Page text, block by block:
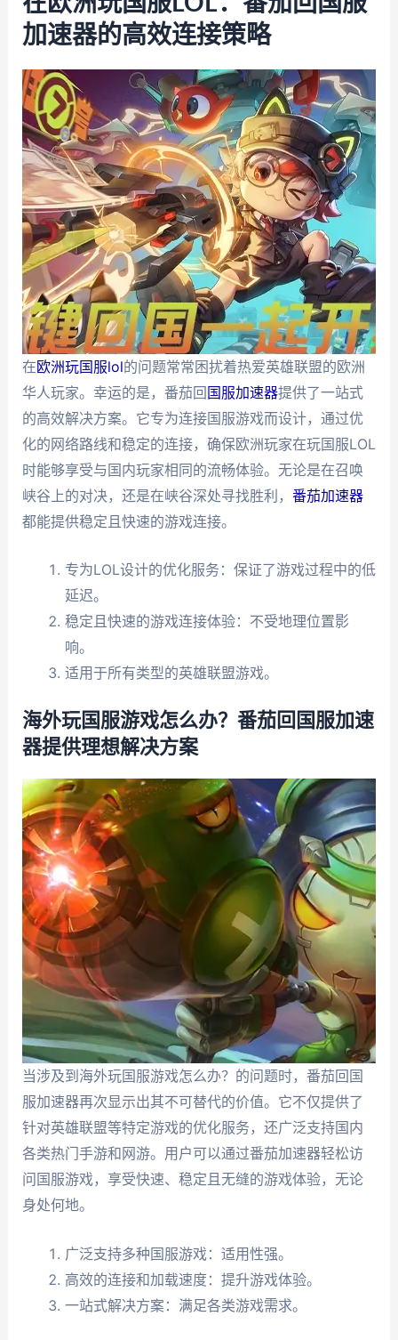
加速器的高效连接策略
在欧洲玩国服lol的问题常常困扰着热爱英雄联盟的欧洲
华人玩家。幸运的是，番茄回国服加速器提供了一站式
的高效解决方案。它专为连接国服游戏而设计，通过优
化的网络路线和稳定的连接，确保欧洲玩家在玩国服LOL
时能够享受与国内玩家相同的流畅体验。无论是在召唤
峡谷上的对决，还是在峡谷深处寻找胜利， 番茄加速器
都能提供稳定且快速的游戏连接。
专为LOL设计的优化服务：保证了游戏过程中的低
延迟。
稳定且快速的游戏连接体验：不受地理位置影
响。
适用于所有类型的英雄联盟游戏。
海外玩国服游戏怎么办？番茄回国服加速
器提供理想解决方案
当涉及到海外玩国服游戏怎么办？的问题时，番茄回国
服加速器再次显示出其不可替代的价值。它不仅提供了
针对英雄联盟等特定游戏的优化服务，还广泛支持国内
各类热门手游和网游。用户可以通过番茄加速器轻松访
问国服游戏，享受快速、稳定且无缝的游戏体验，无论
身处何地。
广泛支持多种国服游戏：适用性强。
高效的连接和加载速度：提升游戏体验。
一站式解决方案：满足各类游戏需求。